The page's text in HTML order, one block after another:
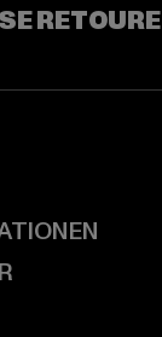
RETOURE